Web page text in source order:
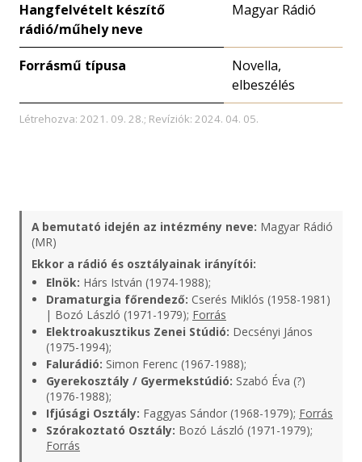
Hangfelvételt készítő
rádió/műhely neve
Magyar Rádió
Forrásmű típusa
Novella,
elbeszélés
Létrehozva: 2021. 09. 28.; Revíziók: 2024. 04. 05.
A bemutató idején az intézmény neve: Magyar Rádió
(MR)
Ekkor a rádió és osztályainak irányítói:
Elnök: Hárs István (1974-1988);
Dramaturgia főrendező: Cserés Miklós (1958-1981)
| Bozó László (1971-1979); Forrás
Elektroakusztikus Zenei Stúdió: Decsényi János
(1975-1994);
Falurádió: Simon Ferenc (1967-1988);
Gyerekosztály / Gyermekstúdió: Szabó Éva (?)
(1976-1988);
Ifjúsági Osztály: Faggyas Sándor (1968-1979); Forrás
Szórakoztató Osztály: Bozó László (1971-1979);
Forrás